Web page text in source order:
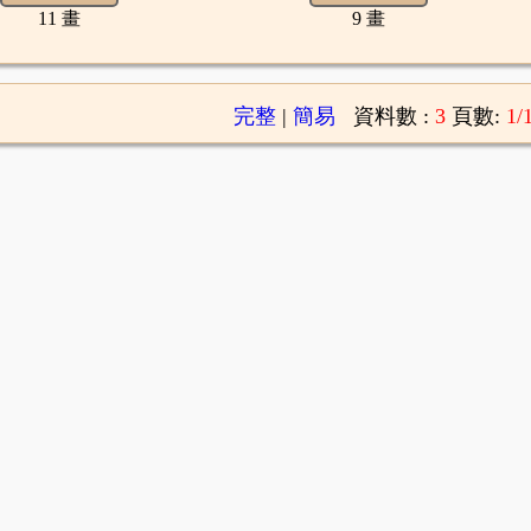
11 畫 9 畫
完整| 簡易 資料數 : 3 頁數: 1/